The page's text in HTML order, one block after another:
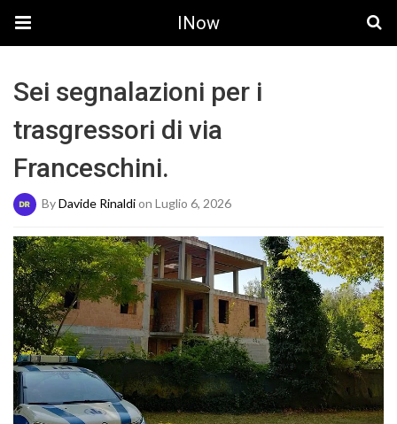
INow
Sei segnalazioni per i
trasgressori di via
Franceschini.
ByDavide Rinaldion Luglio 6, 2026